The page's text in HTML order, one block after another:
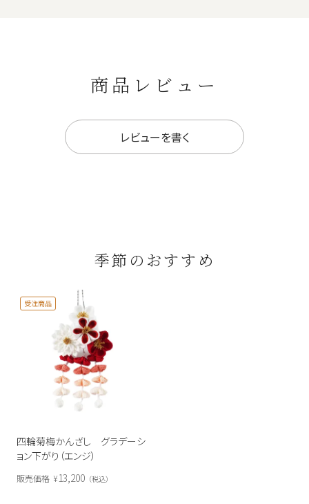
商品レビュー
レビューを書く
季節のおすすめ
四輪菊梅かんざし グラデーシ
ョン下がり（エンジ）
受注商品
販売価格 ¥13,200 税込